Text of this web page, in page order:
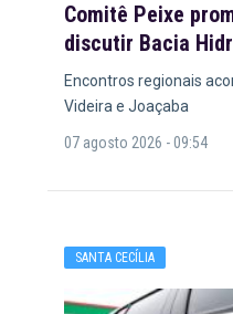
Comitê Peixe
discutir Bacia
Encontros regionais
Videira e Joaçaba
07 agosto 2026 - 09:54
SANTA CECÍLIA